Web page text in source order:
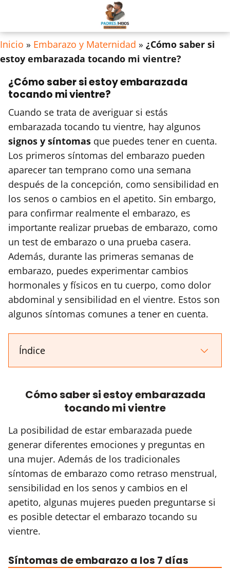
Inicio » Embarazo y Maternidad » ¿Cómo saber si
estoy embarazada tocando mi vientre?
¿Cómo saber si estoy embarazada
tocando mi vientre?
Cuando se trata de averiguar si estás
embarazada tocando tu vientre, hay algunos
signos y síntomas que puedes tener en cuenta.
Los primeros síntomas del embarazo pueden
aparecer tan temprano como una semana
después de la concepción, como sensibilidad en
los senos o cambios en el apetito. Sin embargo,
para confirmar realmente el embarazo, es
importante realizar pruebas de embarazo, como
un test de embarazo o una prueba casera.
Además, durante las primeras semanas de
embarazo, puedes experimentar cambios
hormonales y físicos en tu cuerpo, como dolor
abdominal y sensibilidad en el vientre. Estos son
algunos síntomas comunes a tener en cuenta.
Índice
Cómo saber si estoy embarazada
tocando mi vientre
La posibilidad de estar embarazada puede
generar diferentes emociones y preguntas en
una mujer. Además de los tradicionales
síntomas de embarazo como retraso menstrual,
sensibilidad en los senos y cambios en el
apetito, algunas mujeres pueden preguntarse si
es posible detectar el embarazo tocando su
vientre.
Síntomas de embarazo a los 7 días